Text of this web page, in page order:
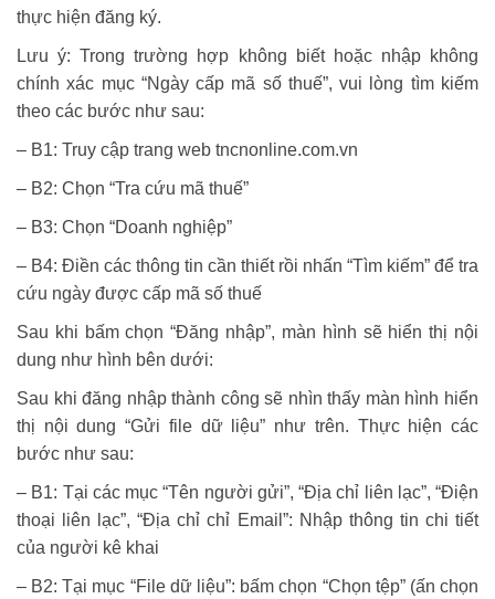
thực hiện đăng ký.
Lưu ý: Trong trường hợp không biết hoặc nhập không
chính xác mục “Ngày cấp mã số thuế”, vui lòng tìm kiếm
theo các bước như sau:
– B1: Truy cập trang web tncnonline.com.vn
– B2: Chọn “Tra cứu mã thuế”
– B3: Chọn “Doanh nghiệp”
– B4: Điền các thông tin cần thiết rồi nhấn “Tìm kiếm” để tra
cứu ngày được cấp mã số thuế
Sau khi bấm chọn “Đăng nhập”, màn hình sẽ hiển thị nội
dung như hình bên dưới:
Sau khi đăng nhập thành công sẽ nhìn thấy màn hình hiển
thị nội dung “Gửi file dữ liệu” như trên. Thực hiện các
bước như sau:
– B1: Tại các mục “Tên người gửi”, “Địa chỉ liên lạc”, “Điện
thoại liên lạc”, “Địa chỉ chỉ Email”: Nhập thông tin chi tiết
của người kê khai
– B2: Tại mục “File dữ liệu”: bấm chọn “Chọn tệp” (ấn chọn